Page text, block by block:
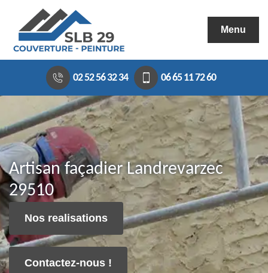
Menu
02 52 56 32 34 06 65 11 72 60
Artisan façadier Landrevarzec
29510
Nos realisations
Contactez-nous !